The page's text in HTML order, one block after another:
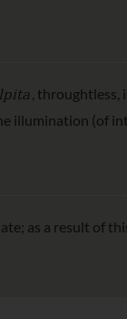
, throughtless,
illumination (of
as a result of